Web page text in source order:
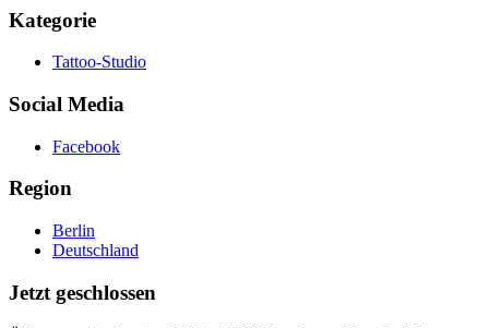
Kategorie
Tattoo-Studio
Social Media
Facebook
Region
Berlin
Deutschland
Jetzt geschlossen